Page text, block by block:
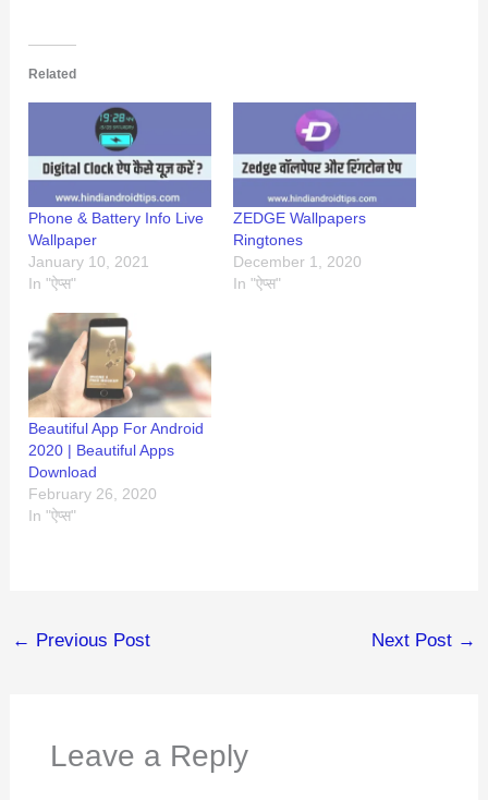
Related
Phone & Battery Info Live
Wallpaper
January 10, 2021
In "ऐप्स"
ZEDGE Wallpapers
Ringtones
December 1, 2020
In "ऐप्स"
Beautiful App For Android
2020 | Beautiful Apps
Download
February 26, 2020
In "ऐप्स"
← Previous Post Next Post →
Leave a Reply